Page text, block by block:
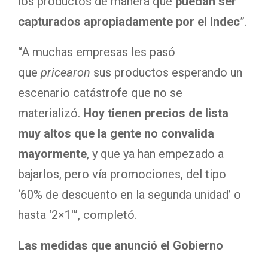
capturados apropiadamente por el Indec”.
“A muchas empresas les pasó
que pricearon sus productos esperando un
escenario catástrofe que no se
materializó. Hoy tienen precios de lista
muy altos que la gente no convalida
mayormente, y que ya han empezado a
bajarlos, pero vía promociones, del tipo
‘60% de descuento en la segunda unidad’ o
hasta ‘2×1′”, completó.
Las medidas que anunció el Gobierno